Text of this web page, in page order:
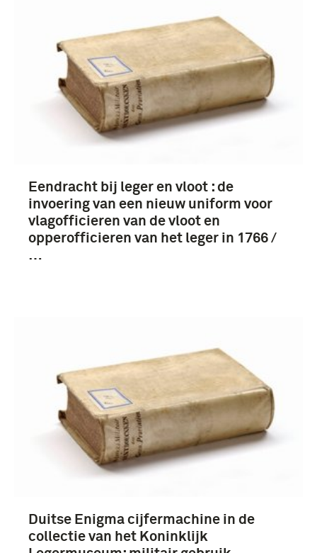
Eendracht bij leger en vloot : de
invoering van een nieuw uniform voor
vlagofficieren van de vloot en
opperofficieren van het leger in 1766 /
…
Duitse Enigma cijfermachine in de
collectie van het Koninklijk